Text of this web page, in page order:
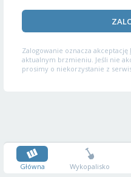
Zalogowanie oznacza akceptację
aktualnym brzmieniu. Jeśli nie
prosimy o niekorzystanie z
Główna Wykopalisko